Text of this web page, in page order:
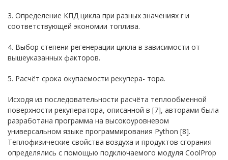
3. Определение КПД цикла при разных значениях r и
соответствующей экономии топлива.
4. Выбор степени регенерации цикла в зависимости от
вышеуказанных факторов.
5. Расчёт срока окупаемости рекупера- тора.
Исходя из последовательности расчёта теплообменной
поверхности рекуператора, описанной в [7], авторами была
разработана программа на высокоуровневом
универсальном языке программирования Python [8].
Теплофизические свойства воздуха и продуктов сгорания
определялись с помощью подключаемого модуля CoolProp